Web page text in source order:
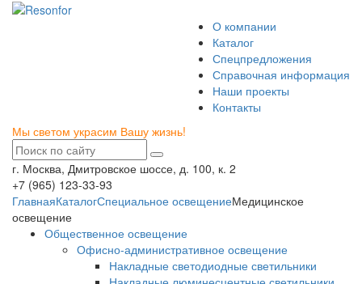
О компании
Каталог
Спецпредложения
Справочная информация
Наши проекты
Контакты
Мы светом украсим Вашу жизнь!
г. Москва, Дмитровское шоссе, д. 100, к. 2
+7 (965) 123-33-93
ГлавнаяКаталогСпециальное освещениеМедицинское
освещение
Общественное освещение
Офисно-административное освещение
Накладные светодиодные светильники